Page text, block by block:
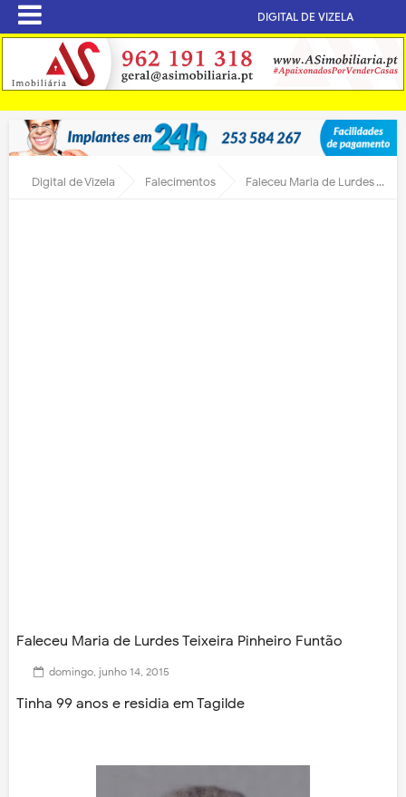
DIGITAL DE VIZELA
Digital de Vizela Falecimentos Faleceu Maria de Lurdes Teixeira Pinheiro Funtão
Faleceu Maria de Lurdes Teixeira Pinheiro Funtão
domingo, junho 14, 2015
Tinha 99 anos e residia em Tagilde